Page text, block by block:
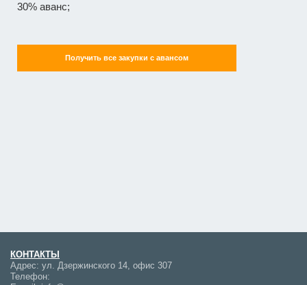
30% аванс;
Получить все закупки с авансом
КОНТАКТЫ
Адрес: ул. Дзержинского 14, офис 307
Телефон: